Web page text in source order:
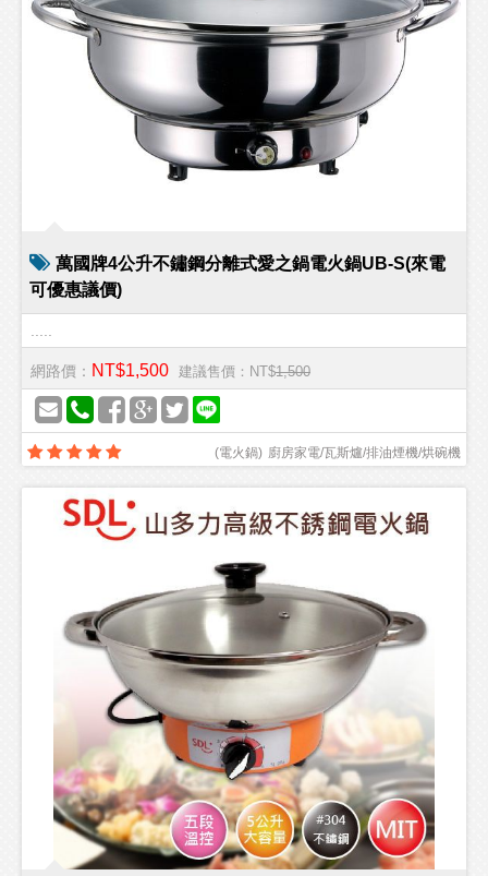
萬國牌4公升不鏽鋼分離式愛之鍋電火鍋UB-S(來電
可優惠議價)
網路價： NT$1,500 建議售價：NT$1,500
廚房家電/瓦斯爐/排油煙機/烘碗機
(電火鍋)